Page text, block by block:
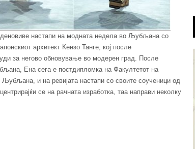
деновиве настапи на модната недела во Љубљана со
архитект Кензо Танге, кој после
за негово обновување во модерен град. После
Ена сега е постдипломка на Факултетот на
Љубљана, и на ревијата настапи со своите соученици од
се на рачната изработка, таа направи неколку